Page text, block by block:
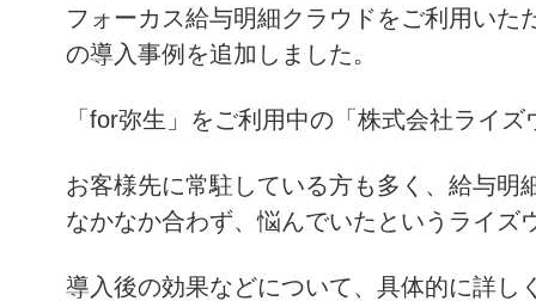
フォーカス給与明細クラウドをご利用いた
の導入事例を追加しました。
「for弥生」をご利用中の「株式会社ライ
お客様先に常駐している方も多く、給与明
なかなか合わず、悩んでいたというライズ
導入後の効果などについて、具体的に詳し